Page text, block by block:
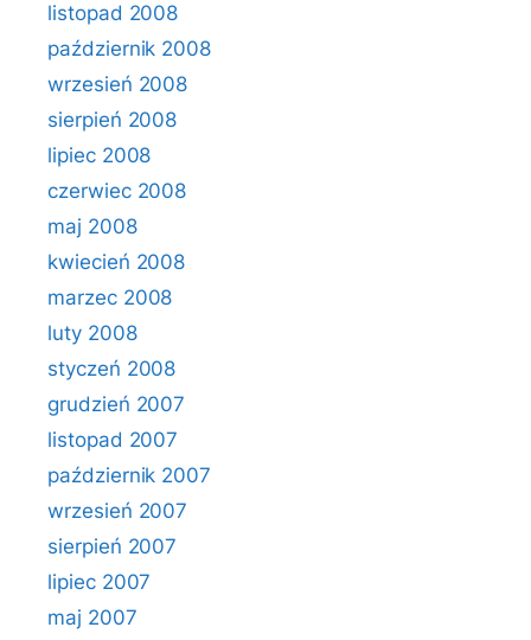
listopad 2008
październik 2008
wrzesień 2008
sierpień 2008
lipiec 2008
czerwiec 2008
maj 2008
kwiecień 2008
marzec 2008
luty 2008
styczeń 2008
grudzień 2007
listopad 2007
październik 2007
wrzesień 2007
sierpień 2007
lipiec 2007
maj 2007